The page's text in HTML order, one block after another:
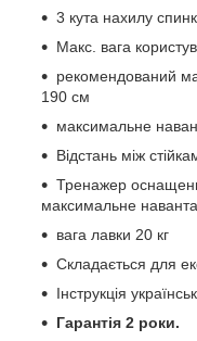
3 кута нахилу
Макс. вага
рекомендований
190 см
максимальне
Відстань між
Тренажер
максимальне
вага лавки 20 кг
Складається для
Інструкція
Гарантія 2 роки.